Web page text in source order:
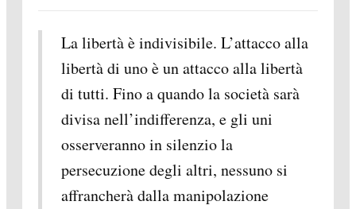
La libertà è indivisibile. L’attacco alla
libertà di uno è un attacco alla libertà
di tutti. Fino a quando la società sarà
divisa nell’indifferenza, e gli uni
osserveranno in silenzio la
persecuzione degli altri, nessuno si
affrancherà dalla manipolazione